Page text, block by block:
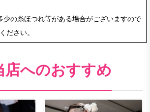
少の糸ほつれ等がある場合がございますので
ださい。
店へのおすすめ